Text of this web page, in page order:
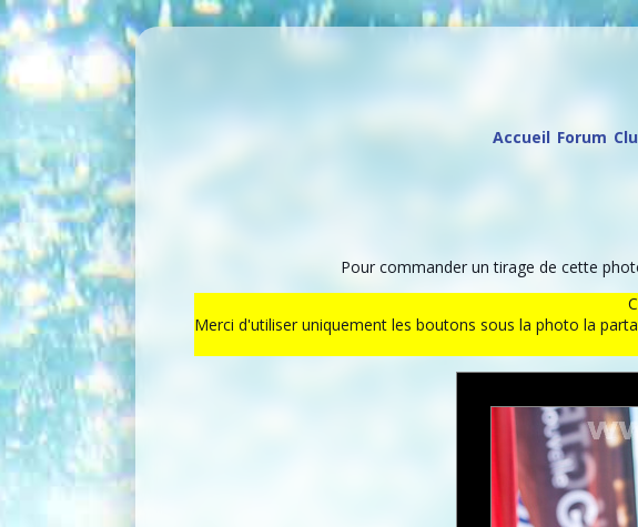
Accueil Forum
Pour commander un tirage de cette
Merci d'utiliser uniquement les boutons sous la photo la